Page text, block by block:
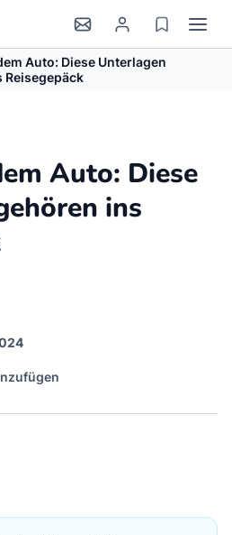
Auto: Diese Unterlagen
Reisegepäck
Auto: Diese
ins